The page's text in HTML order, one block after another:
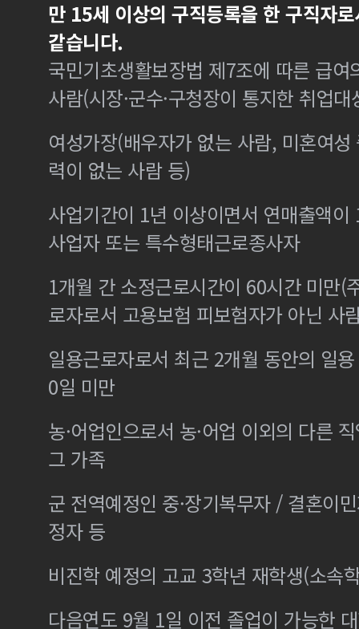
만 15세 이상의 구직등록을 한 구직자
같습니다.
국민기초생활보장법 제7조에 따른 급
사람(시장·군수·구청장이 통지한 취업
여성가장(배우자가 없는 사람, 미혼여
력이 없는 사람 등)
사업기간이 1년 이상이면서 연매출액
사업자 또는 특수형태근로종사자
1개월 간 소정근로시간이 60시간 미만(
로자로서 고용보험 피보험자가 아닌 사
일용근로자로서 최근 2개월 동안의 일
0일 미만
농·어업인으로서 농·어업 이외의 다른
그 가족
군 전역예정인 중·장기복무자 / 결혼이
정자 등
비진학 예정의 고교 3학년 재학생(소속
다음연도 9월 1일 이전 졸업이 가능한